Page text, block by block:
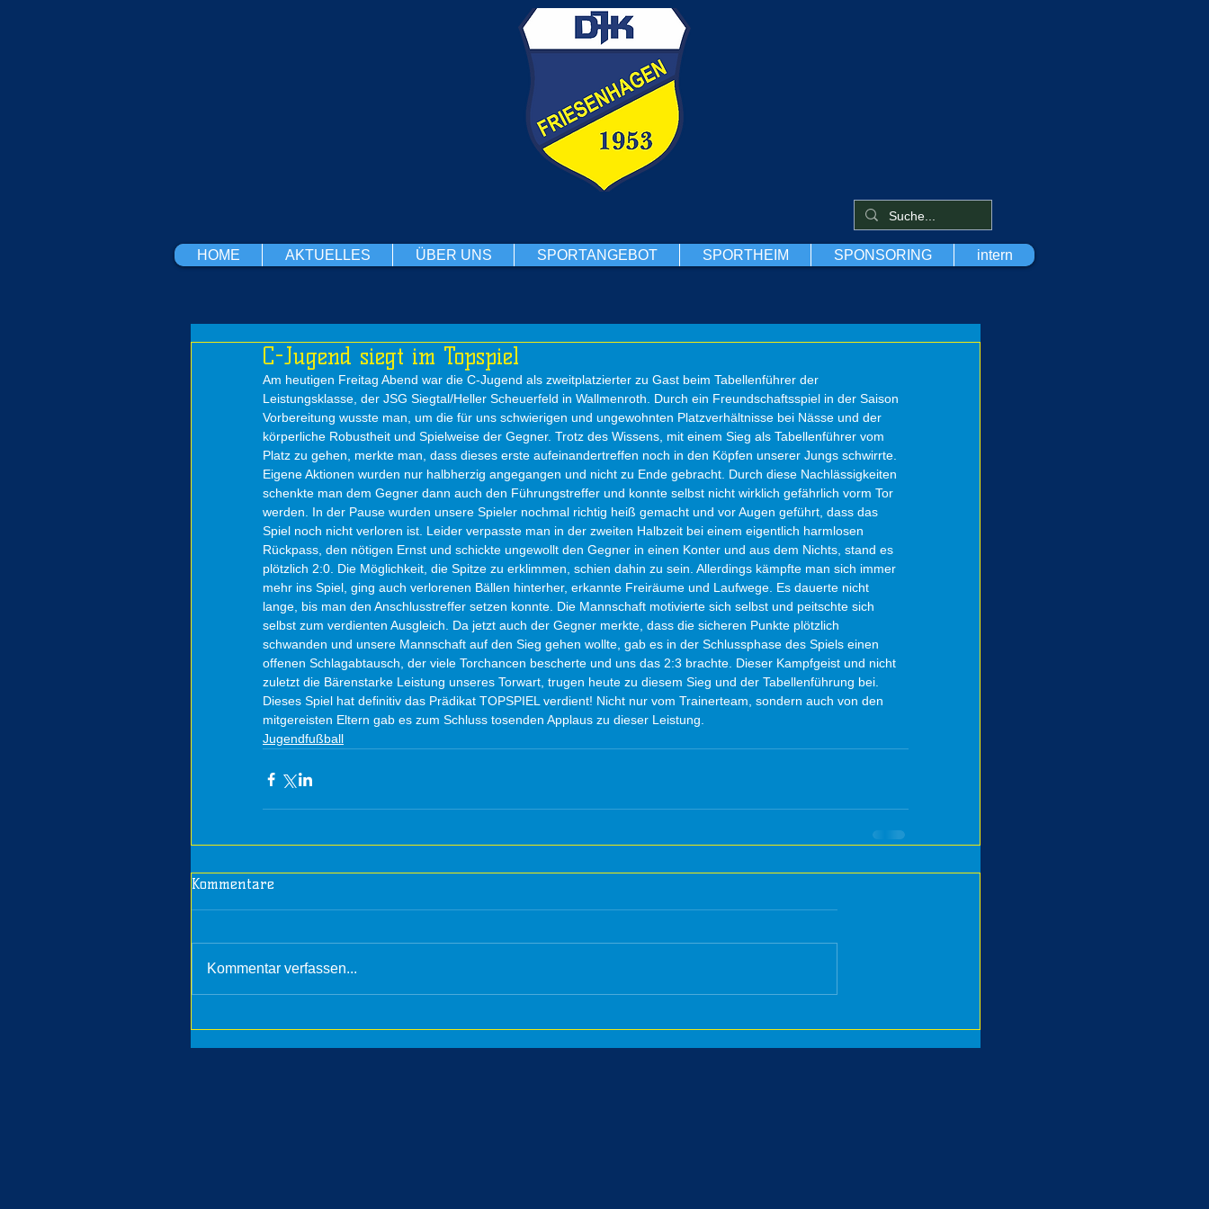
HOME AKTUELLES ÜBER UNS SPORTANGEBOT SPORTHEIM SPONSORING intern
C-Jugend siegt im Topspiel
Am heutigen Freitag Abend war die C-Jugend als zweitplatzierter zu Gast beim Tabellenführer der
Leistungsklasse, der JSG Siegtal/Heller Scheuerfeld in Wallmenroth. Durch ein Freundschaftsspiel in der Saison
Vorbereitung wusste man, um die für uns schwierigen und ungewohnten Platzverhältnisse bei Nässe und der
körperliche Robustheit und Spielweise der Gegner. Trotz des Wissens, mit einem Sieg als Tabellenführer vom
Platz zu gehen, merkte man, dass dieses erste aufeinandertreffen noch in den Köpfen unserer Jungs schwirrte.
Eigene Aktionen wurden nur halbherzig angegangen und nicht zu Ende gebracht. Durch diese Nachlässigkeiten
schenkte man dem Gegner dann auch den Führungstreffer und konnte selbst nicht wirklich gefährlich vorm Tor
werden. In der Pause wurden unsere Spieler nochmal richtig heiß gemacht und vor Augen geführt, dass das
Spiel noch nicht verloren ist. Leider verpasste man in der zweiten Halbzeit bei einem eigentlich harmlosen
Rückpass, den nötigen Ernst und schickte ungewollt den Gegner in einen Konter und aus dem Nichts, stand es
plötzlich 2:0. Die Möglichkeit, die Spitze zu erklimmen, schien dahin zu sein. Allerdings kämpfte man sich immer
mehr ins Spiel, ging auch verlorenen Bällen hinterher, erkannte Freiräume und Laufwege. Es dauerte nicht
lange, bis man den Anschlusstreffer setzen konnte. Die Mannschaft motivierte sich selbst und peitschte sich
selbst zum verdienten Ausgleich. Da jetzt auch der Gegner merkte, dass die sicheren Punkte plötzlich
schwanden und unsere Mannschaft auf den Sieg gehen wollte, gab es in der Schlussphase des Spiels einen
offenen Schlagabtausch, der viele Torchancen bescherte und uns das 2:3 brachte. Dieser Kampfgeist und nicht
zuletzt die Bärenstarke Leistung unseres Torwart, trugen heute zu diesem Sieg und der Tabellenführung bei.
Dieses Spiel hat definitiv das Prädikat TOPSPIEL verdient! Nicht nur vom Trainerteam, sondern auch von den
mitgereisten Eltern gab es zum Schluss tosenden Applaus zu dieser Leistung.
Jugendfußball
Kommentare
Kommentar verfassen...